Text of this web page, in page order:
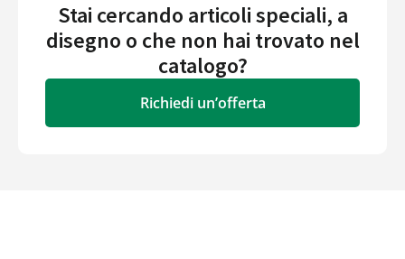
Stai cercando articoli speciali, a
disegno o che non hai trovato nel
catalogo?
Richiedi un’offerta